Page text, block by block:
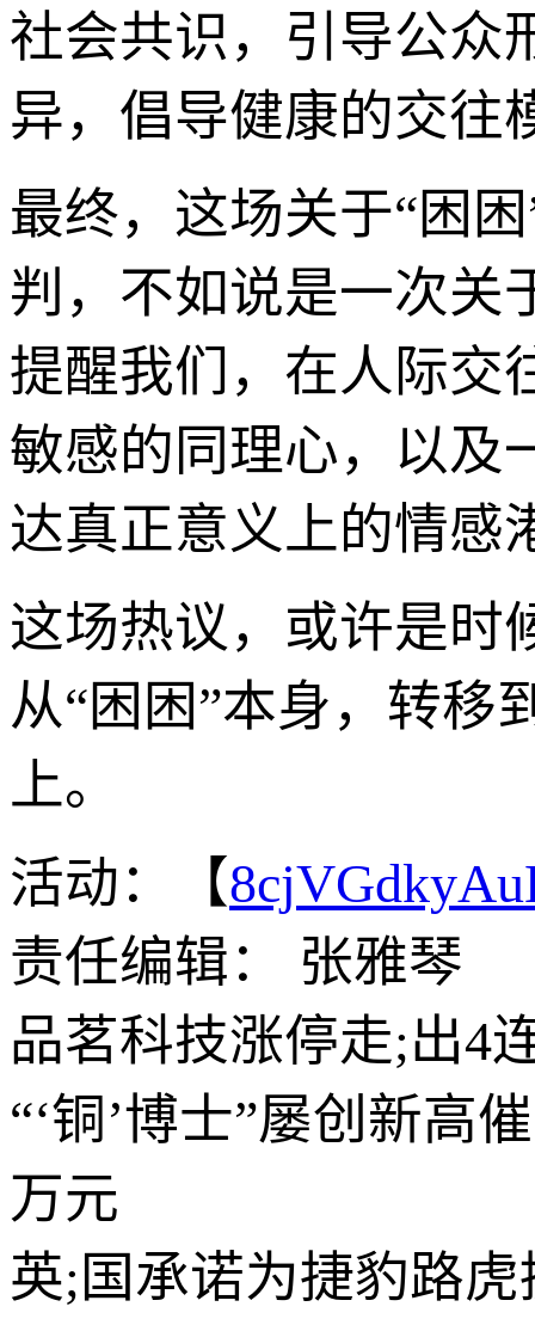
社会共识，引导公众
异，倡导健康的交往
最终，这场关于“困
判，不如说是一次关
提醒我们，在人际交
敏感的同理心，以及
达真正意义上的情感
这场热议，或许是时
从“困困”本身，转移
上。
活动：【
责任编辑： 张雅琴
品茗科技涨停走;出4
“‘铜’博士”屡创新高
万元
英;国承诺为捷豹路